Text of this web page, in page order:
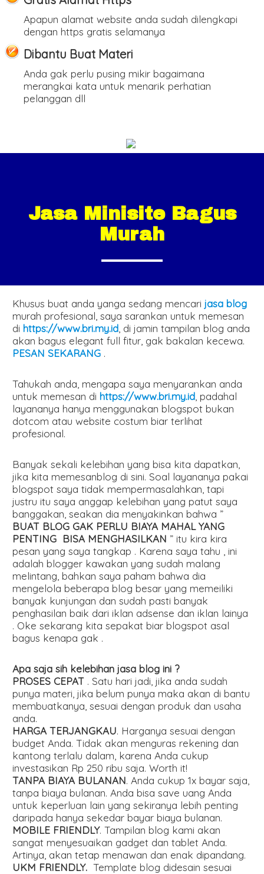
Apapun alamat website anda sudah dilengkapi
dengan https gratis selamanya
Dibantu Buat Materi
Anda gak perlu pusing mikir bagaimana
merangkai kata untuk menarik perhatian
pelanggan dll
Jasa Minisite Bagus
Murah
Khusus buat anda yanga sedang mencarijasa blog
murah profesional, saya sarankan untuk memesan
dihttps://www.bri.my.id , di jamin tampilan blog anda
akan bagus elegant full fitur, gak bakalan kecewa.
PESAN SEKARANG .
Tahukah anda, mengapa saya menyarankan anda
untuk memesan dihttps://www.bri.my.id , padahal
layananya hanya menggunakan blogspot bukan
dotcom atau website costum biar terlihat
profesional.
Banyak sekali kelebihan yang bisa kita dapatkan,
jika kita memesanblog di sini. Soal layananya pakai
blogspot saya tidak mempermasalahkan, tapi
justru itu saya anggap kelebihan yang patut saya
banggakan, seakan dia menyakinkan bahwa ”
BUAT BLOG GAK PERLU BIAYA MAHAL YANG
PENTING BISA MENGHASILKAN ” itu kira kira
pesan yang saya tangkap . Karena saya tahu , ini
adalah blogger kawakan yang sudah malang
melintang, bahkan saya paham bahwa dia
mengelola beberapa blog besar yang memeiliki
banyak kunjungan dan sudah pasti banyak
penghasilan baik dari iklan adsense dan iklan lainya
. Oke sekarang kita sepakat biar blogspot asal
bagus kenapa gak .
Apa saja sih kelebihan jasa blog ini ?
PROSES CEPAT . Satu hari jadi, jika anda sudah
punya materi, jika belum punya maka akan di bantu
membuatkanya, sesuai dengan produk dan usaha
anda.
HARGA TERJANGKAU. Harganya sesuai dengan
budget Anda. Tidak akan menguras rekening dan
kantong terlalu dalam, karena Anda cukup
investasikan Rp 250 ribu saja. Worth it!
TANPA BIAYA BULANAN. Anda cukup 1x bayar saja,
tanpa biaya bulanan. Anda bisa save uang Anda
untuk keperluan lain yang sekiranya lebih penting
daripada hanya sekedar bayar biaya bulanan.
MOBILE FRIENDLY. Tampilan blog kami akan
sangat menyesuaikan gadget dan tablet Anda.
Artinya, akan tetap menawan dan enak dipandang.
UKM FRIENDLY. Template blog didesain sesuai